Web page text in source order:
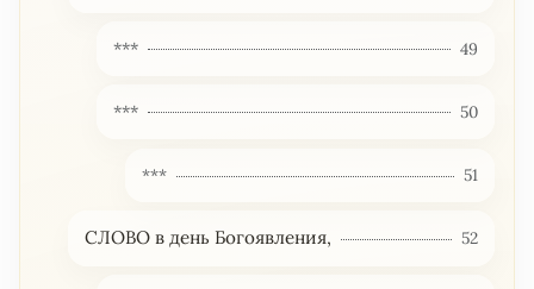
*** 49
*** 50
*** 51
СЛОВО в день Богоявления, 52